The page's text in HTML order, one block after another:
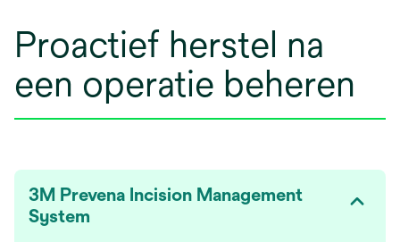
Proactief herstel na
een operatie beheren
3M Prevena Incision Management
System